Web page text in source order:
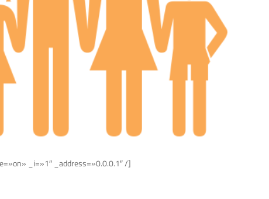
_i=»1″ _address=»0.0.0.1″ /]